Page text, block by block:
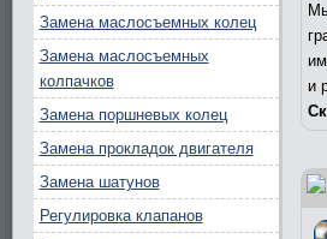
и
Замена маслосъемных колец
Замена маслосъемных
колпачков
Замена поршневых колец
Замена прокладок двигателя
Замена шатунов
Регулировка клапанов